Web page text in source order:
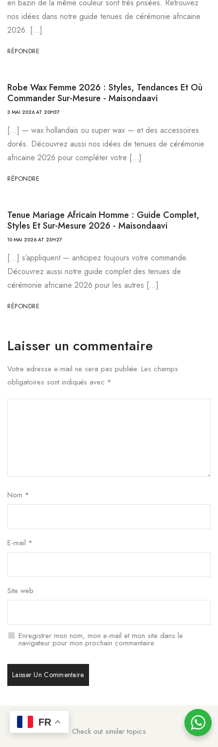
en bazin de la même couleur sont très prisées. Retrouvez
nos idées dans notre guide tenues de cérémonie africaine
2026. […]
RÉPONDRE
Robe Wax Femme 2026 : Styles, Tendances Et Où
Commander Sur-Mesure - Maisondaavi
3 MAI 2026 AT 20H37
[…] — wax hollandais ou super wax — et des accessoires
dorés. Découvrez aussi nos idées de tenues de cérémonie
africaine 2026 pour compléter votre […]
RÉPONDRE
Tenue Mariage Africain Homme : Guide Complet,
Styles Et Sur-Mesure 2026 - Maisondaavi
10 MAI 2026 AT 23H27
[…] s’appliquent — anticipez toujours votre commande.
Découvrez aussi notre guide complet des tenues de
cérémonie africaine 2026 pour les autres […]
RÉPONDRE
Laisser un commentaire
Votre adresse e-mail ne sera pas publiée. Les champs
obligatoires sont indiqués avec *
Nom *
E-mail *
Site web
Enregistrer mon nom, mon e-mail et mon site dans le
navigateur pour mon prochain commentaire.
Check out similar topics
FR